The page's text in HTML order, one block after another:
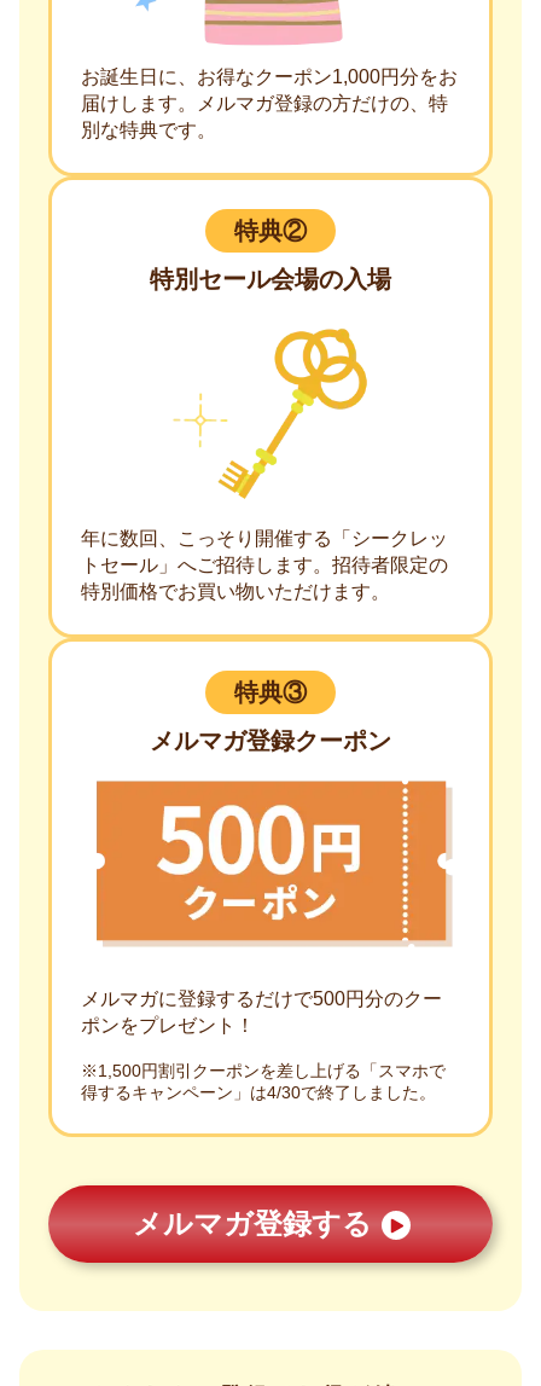
お誕生日に、お得なクーポン1,000円分をお
届けします。メルマガ登録の方だけの、特
別な特典です。
特典②
特別セール会場の入場
年に数回、こっそり開催する「シークレッ
トセール」へご招待します。招待者限定の
特別価格でお買い物いただけます。
特典③
メルマガ登録クーポン
メルマガに登録するだけで500円分のクー
ポンをプレゼント！
※1,500円割引クーポンを差し上げる「スマホで
得するキャンペーン」は4/30で終了しました。
メルマガ登録する